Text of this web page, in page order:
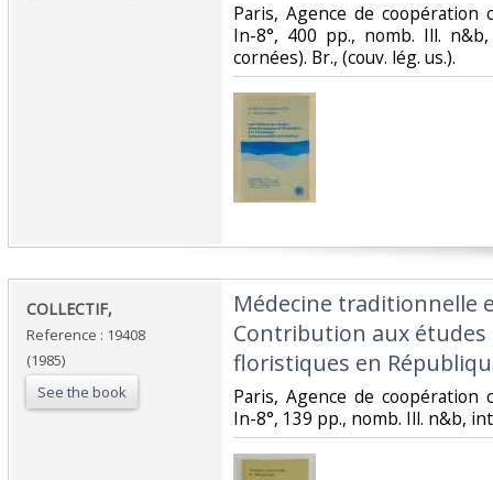
‎Paris, Agence de coopération
In-8°, 400 pp., nomb. Ill.
cornées). Br., (couv. lég. us.).‎
‎COLLECTIF,‎
Reference : 19408
(1985)
See the book
‎Médecine traditionnelle
Contribution aux
floristiques en
‎Paris, Agence de coopération
In-8°, 139 pp., nomb. Ill. n&b,